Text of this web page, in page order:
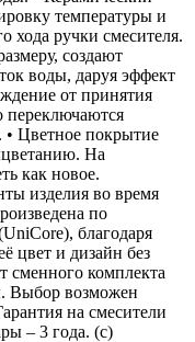
температуры и
хода ручки смесителя.
создают
воды, даруя эффект
от принятия
переключаются
Цветное покрытие
На
как новое.
изделия во время
по
благодаря
цвет и дизайн без
сменного комплекта
Выбор возможен
на смесители
– 3 года. (с)